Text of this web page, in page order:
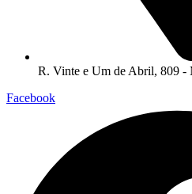
R. Vinte e Um de Abril, 809 -
Facebook